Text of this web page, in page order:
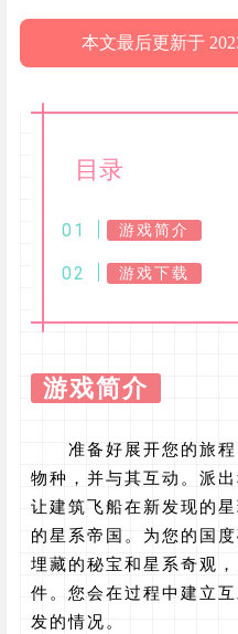
本文最后更新于
目录
游戏简介
游戏下载
游戏简介
准备好展开您的旅程
物种，并与其互动。派
让建筑飞船在新发现的
的星系帝国。为您的国
埋藏的秘宝和星系奇观
件。您会在过程中建立
发的情况。